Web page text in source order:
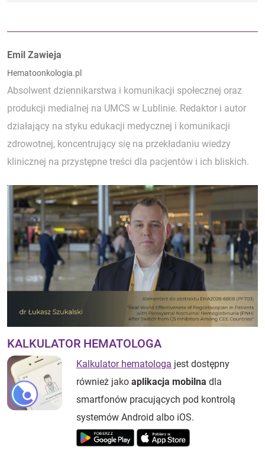
Autorzy:
Emil Zawieja
Hematoonkologia.pl
Absolwent dziennikarstwa i komunikacji społecznej oraz
produkcji medialnej na UMCS w Lublinie. Redaktor i autor
działający na styku edukacji medycznej i komunikacji
zdrowotnej, koncentrujący się na przekładaniu wiedzy
klinicznej na przystępne treści dla pacjentów i ich bliskich.
KALKULATOR HEMATOLOGA
Kalkulator hematologa jest dostępny
również jako aplikacja mobilna dla
smartfonów pracujących pod kontrolą
systemów Android albo iOS.